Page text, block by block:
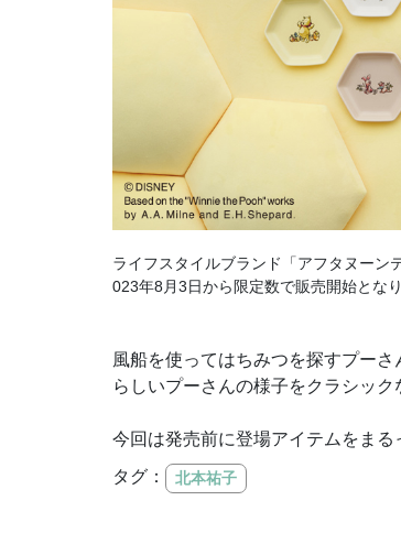
ライフスタイルブランド「アフタヌーン
023年8月3日から限定数で販売開始となり
風船を使ってはちみつを探すプー
らしいプーさんの様子をクラシック
今回は発売前に登場アイテムをまる
タグ：
北本祐子